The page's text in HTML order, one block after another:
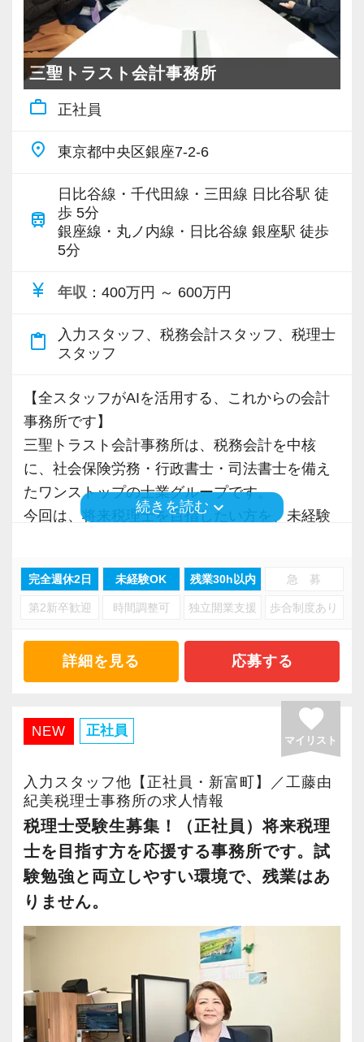
各業界に対するAIの登壇など、変革する時代に
先駆けて会計業界をリードしていきたいという
方は、ぜひ当社で腕を振るってみませんか？
【ご紹介が多い安定企業でお客様から一番に信
頼される税務のプロを目指せます】
様に寄り添う」ことが一つの使命です。
お客様から「こうしたい」という理想をいただ
いたら、それを一緒になって実現するために大
きく力を発揮できる存在でありたいと考えてい
いった私たちの姿勢がお客様から評価されてい
るからだと自負しています。
今後もお客様に満足していただけるようにスキ
ルの向上を目指し、税務のプロとして高い信頼
を獲得していきます。
お客様から信頼され、心の通ったサービスを提
供する真の「税務プロフェッショナル」として
の道を私たちと一緒に歩んでみませんか？
【現在のスタッフの6割が業界未経験者！異業種
からの転職も大歓迎！専門用語を一から教えま
す】
当社で活躍する未経験者は6割を占めているの
で、育成には多くの実績と自信があります。
安心してこの業界に飛び込んできてください！
入社後はOJTとOFF-JTを並行してマンツーマン
まったくの未経験者であれば、税務や会計に関
する座学や教養はOFF-JTで学びながら実務やお
客様対応についてはOJTで実践的に研修を実
施。
社内のロープレでお客様対応の練習ができるの
で、より堅実にステップアップすることができ
まずは簡単な入力業務から少しずつ仕事に慣れ
てもらい、できることを増やしながら徐々に担
当をお任せしていきます。
私たちが未経験者に求めるのは、謙虚さと素直
みます！
私たち自身も設立から間もないベンチャー組織
です。
一人ひとりの振る舞いがこれからの組織のカル
自分たちの手で、イチから会社組織を作ってい
くという経験は、他の事務所ではなかなかでき
ません。
世の中のすべての起業家のために、メンバー全
員で組織としてさらにブラッシュアップし、本
取り組んでいきます。
【スタートアップ税理士法人はココが違う】
ーゲット ■
業種業界を問わず毎日のように新規案件が増加
中。様々な業種の会社設立や税務課題解決に強
みを持つプロとして、稀有な経験を積むことが
できます。
業務では最新のクラウドサービスやITツールを
使っています。またグループ内にAIツールの開
進める計画なので、先進的な業務スタイルの知
見を蓄えられます。
■ どこまでも一貫してクライアントに伴走でき
る ■
信用と信頼の積み上げが重要な仕事だからこ
そ、「最初だけ話して終わり」にはしません。
「話しやすさNo.1」を目指して、あなたのファ
ンを増やしてください。
【マネジメントやキャリアチェンジ、メンバー
自身の「挑戦」を重視】
サービスのワンストップ化と全国展開を目指し
て成長を続ける私たちは、さらに仲間を増や
し、支店展開し、組織を大きくしていきます。
事業展開やご自身のキャリア志向に応じて、チ
ームや支店を率いるマネジメントの立場に就い
三聖トラスト会計事務所
work_outline 正社員
place 東京都中央区銀座7-2-6
train
日比谷線・千代田線・三田線 日比谷駅 徒
歩 5分
銀座線・丸ノ内線・日比谷線 銀座駅 徒歩
5分
currency_yen 年収 ：400万円 ～ 600万円
content_paste
入力スタッフ、税務会計スタッフ、税理士
スタッフ
【全スタッフがAIを活用する、これからの会計
事務所です】
三聖トラスト会計事務所は、税務会計を中核
に、社会保険労務・行政書士・司法書士を備え
たワンストップの士業グループです。
今回は、将来税理士を目指したい方を、未経験
■ 会社の特徴
＜理念＞
ルの多さよりも、「誠実な人柄」と「自分で考
えて動く力」です。
AIが当たり前になったこれからの時代、税務の
技術"だけ"では足りません。
技術に経営の視点を掛け合わせ、お客様の役に
立てる人こそが求められると考えています。
＜得意分野・力を入れている点＞
最大の強みは、AI・クラウド会計への特化で
す。
事務所全体でAI（Claude）を取り入れ、入力や
生まれた時間を、お客様への提案や経営支援に
単なる作業の代行ではなく、"数字を経営に活か
す"パートナーを目指しています。
また、多くの会計事務所が手をつけていないイ
続きを読む keyboard_arrow_down
完全週休2日 未経験OK 残業30h以内 急 募
第2新卒歓迎 時間調整可 独立開業支援 歩合制度あり
詳細を見る 応募する
NEW 正社員 favorite
マイリスト
入力スタッフ他【正社員・新富町】／工藤由
紀美税理士事務所の求人情報
税理士受験生募集！（正社員）将来税理
士を目指す方を応援する事務所です。試
験勉強と両立しやすい環境で、残業はあ
りません。